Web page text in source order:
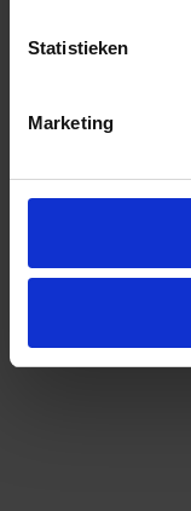
Statistieken
Marketing
€ 1,32 incl.
-